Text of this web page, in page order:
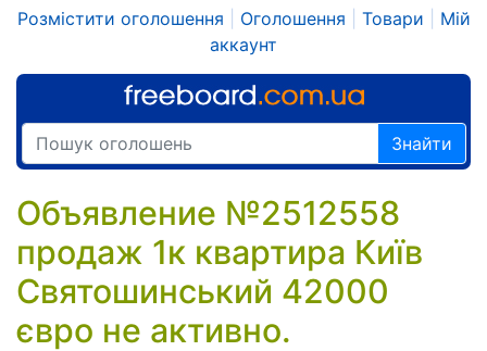
Розмістити оголошення Оголошення Товари
Мій
аккаунт
Знайти
Объявление №2512558
продаж 1к квартира Київ
Святошинський 42000
євро не активно.